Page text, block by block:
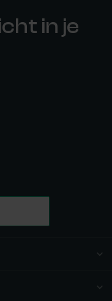
in je